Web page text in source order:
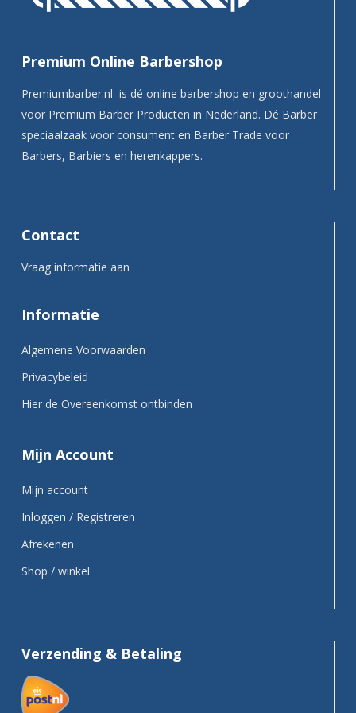
Premium Online Barbershop
Premiumbarber.nl is dé online barbershop en groothandel
voor Premium Barber Producten in Nederland. Dé Barber
speciaalzaak voor consument en Barber Trade voor
Barbers, Barbiers en herenkappers.
Contact
Vraag informatie aan
Informatie
Algemene Voorwaarden
Privacybeleid
Hier de Overeenkomst ontbinden
Mijn Account
Mijn account
Inloggen / Registreren
Afrekenen
Shop / winkel
Verzending & Betaling